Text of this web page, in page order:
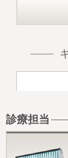
診療担当